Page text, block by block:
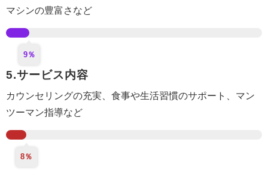
マシンの豊富さなど
9％
5.サービス内容
カウンセリングの充実 、食事や生活習慣のサポート
、マン
ツーマン指導など
8％